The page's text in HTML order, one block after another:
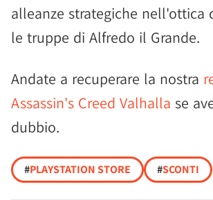
alleanze strategiche nell'ottica
le truppe di Alfredo il Grande.
Andate a recuperare la nostra
Assassin's Creed Valhalla se
dubbio.
#PLAYSTATION STORE #SCONTI